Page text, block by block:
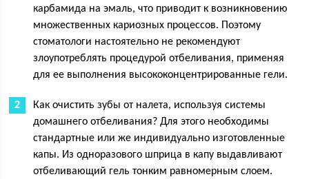
карбамида на эмаль, что приводит к возникновению
множественных кариозных процессов. Поэтому
стоматологи настоятельно не рекомендуют
злоупотреблять процедурой отбеливания, применяя
для ее выполнения высококонцентрированные гели.
Как очистить зубы от налета, используя системы
домашнего отбеливания? Для этого необходимы
стандартные или же индивидуально изготовленные
капы. Из одноразового шприца в капу выдавливают
отбеливающий гель тонким равномерным слоем.